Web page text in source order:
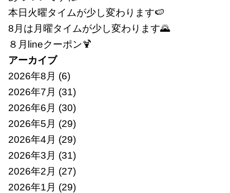
本日火曜タイムが少し変わります🍉
8月は月曜タイムが少し変わります🌄
８月lineクーポン🍹
アーカイブ
2026年8月 (6)
2026年7月 (31)
2026年6月 (30)
2026年5月 (29)
2026年4月 (29)
2026年3月 (31)
2026年2月 (27)
2026年1月 (29)